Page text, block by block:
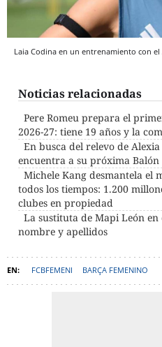
Laia Codina en un entrenamiento con el
Noticias relacionadas
Pere Romeu prepara el
2026-27: tiene 19 años y la
En busca del relevo de
encuentra a su próxima Balón
Michele Kang desmantela el
todos los tiempos: 1.200
clubes en propiedad
La sustituta de Mapi León en
nombre y apellidos
FCBFEMENI BARÇA FEMENINO